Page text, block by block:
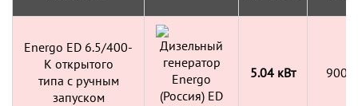
Energo ED 6.5/400-
K открытого
типа с ручным
запуском
5.04 кВт